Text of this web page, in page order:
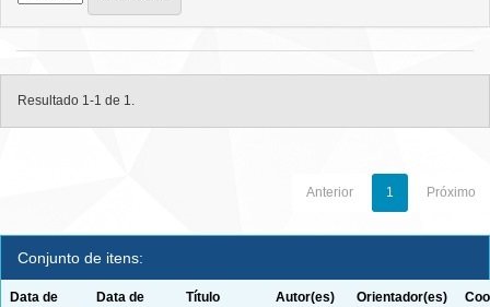
Resultado 1-1 de 1.
Anterior 1 Próximo
Conjunto de itens:
Data de
Data de
Título Autor(es) Orientador(es)